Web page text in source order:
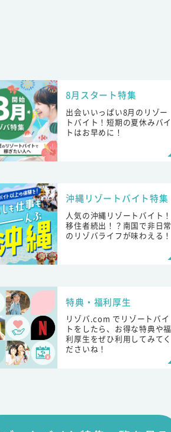
8月スタート特集
出会いいっぱい8月のリゾー
トバイト！短期の夏休みバイ
トはお早めに！
沖縄リゾートバイト特集
人気の沖縄リゾートバイト！
移住者続出！？南国で非日常
のリゾバライフが味わえる！
特典・福利厚生
リゾバ.com でリゾートバイ
トをしたら、お得な特典や福
利厚生をぜひ利用してみてく
ださいね！